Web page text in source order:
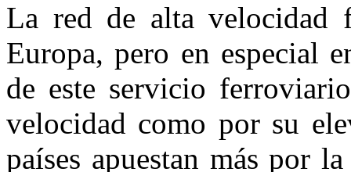
La red de alta velocidad
Europa, pero en especial
de este servicio
velocidad como por su
países apuestan más por